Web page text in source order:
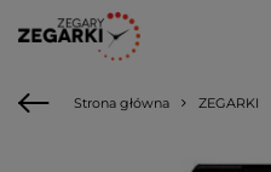
Strona główna ZEGARKI